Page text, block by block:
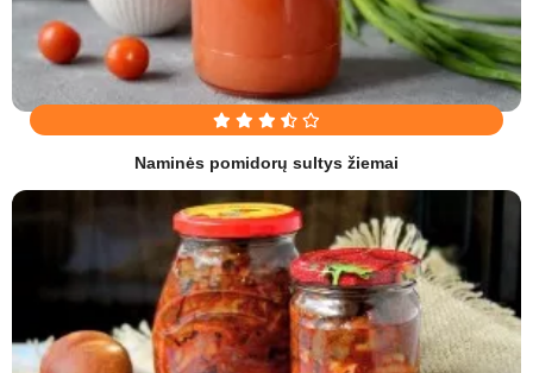
Naminės pomidorų sultys žiemai